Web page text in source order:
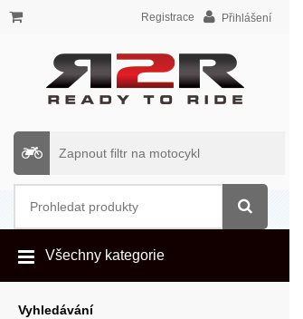
Přihlášení
Registrace
Zapnout filtr na motocykl
Všechny kategorie
Vyhledávání